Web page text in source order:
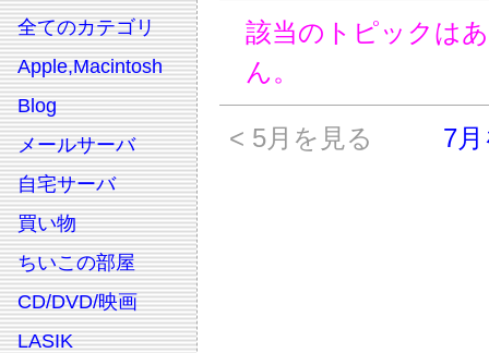
全てのカテゴリ
Apple,Macintosh
Blog
メールサーバ
自宅サーバ
買い物
ちいこの部屋
CD/DVD/映画
LASIK
該当のトピックは
ん。
< 5月を見る 7